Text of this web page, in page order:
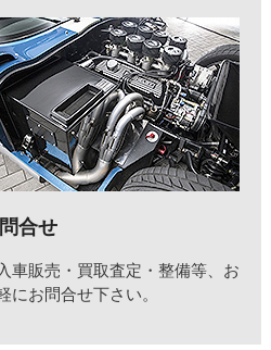
合せ
車販売・買取査定・整備等、お
にお問合せ下さい。